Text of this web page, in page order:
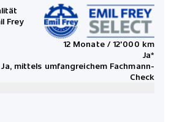
Frey
12 Monate / 12'000 km
Ja*
Ja, mittels umfangreichem Fachmann-
Check